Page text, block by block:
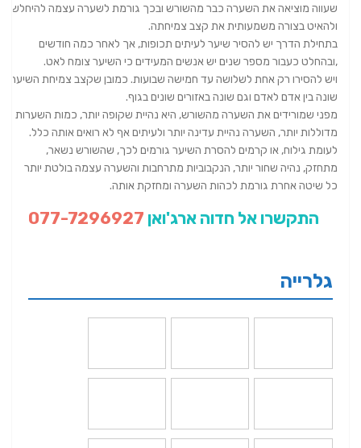
שעווה מוציאה את השערה כבר מהשורש ובכך גורמת לשערה עצמה להיחלש
ולהאיט בצורה משמעותית את קצב צמיחתה.
בתחילת הדרך יש להסיר שיער לעיתים תכופות, אך לאחר כמה חודשים
,ובהחלט כעבור מספר שנים יש אנשים המעידים כי השיער צומח לאט.
ויש להסירו רק אחת לשלושה עד חמישה שבועות. כמובן שקצב צמיחת השיער
שונה בין אדם לאדם וגם שונה באזורים שונים בגוף.
מפני שמורידים את השערה מהשורש, היא נהיית שקופה יותר, כמות השערות
מדוללות יותר, השערה נהיית עדינה יותר ולעיתים אף לא רואים אותה כלל.
לעומת גילוח, או קרמים להסרת השיער גורמים לכך, שהשורש נשאר,
מתחזק, נהיה שחור יותר, הנקבוביות מתרחבות והשערה עצמה בולטת יותר
כל שיטה אחרת גורמת לכהות השערה ומחזקת אותה.
התקשרו אל חדוה ארג'ואן 077-7296927
גלרייה